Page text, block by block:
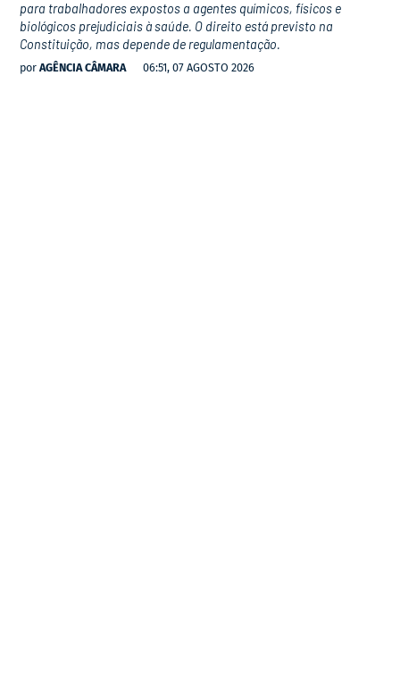
para trabalhadores expostos a agentes químicos, físicos e
biológicos prejudiciais à saúde. O direito está previsto na
Constituição, mas depende de regulamentação.
por AGÊNCIA CÂMARA 06:51, 07 AGOSTO 2026